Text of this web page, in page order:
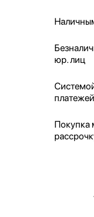
юр. лиц
платежей
Покупка